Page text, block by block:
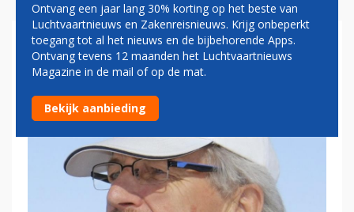
PAUL GROVE: DE TOEKOMST
VAN DE LUCHTVAART
Ontvang een jaar lang 30% korting op het beste van
Luchtvaartnieuws en Zakenreisnieuws. Krijg onbeperkt
toegang tot al het nieuws en de bijbehorende Apps.
Ontvang tevens 12 maanden het Luchtvaartnieuws
Magazine in de mail of op de mat.
Bekijk aanbieding